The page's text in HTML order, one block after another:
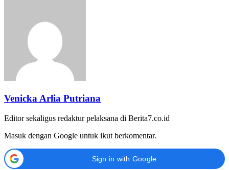
Venicka Arlia Putriana
Editor sekaligus redaktur pelaksana di Berita7.co.id
Masuk dengan Google untuk ikut berkomentar.
Sign in with Google